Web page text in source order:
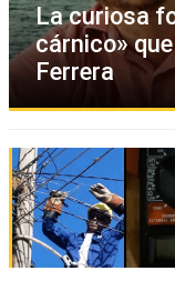
La curiosa
cárnico»
Ferrera